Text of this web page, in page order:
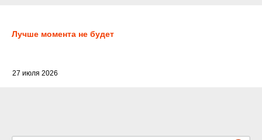
Лучше момента не будет
27 июля 2026